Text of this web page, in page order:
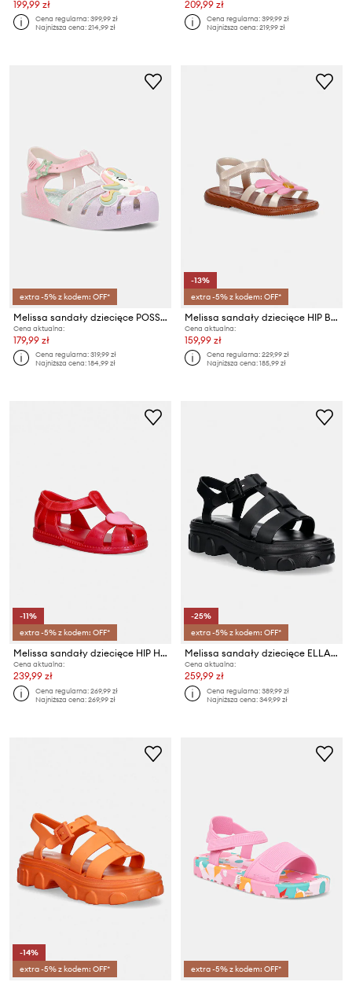
199,99 zł
Cena regularna:399,99 zł
Najniższa cena:214,99 zł
209,99 zł
Cena regularna:399,99 zł
Najniższa cena:219,99 zł
extra -5% z kodem: OFF*
Melissa sandały dziecięce POSSESSION UNI BB
Cena aktualna:
179,99 zł
Cena regularna:319,99 zł
Najniższa cena:184,99 zł
-13%
extra -5% z kodem: OFF*
Melissa sandały dziecięce HIP BLOOMY BB
Cena aktualna:
159,99 zł
Cena regularna:229,99 zł
Najniższa cena:185,99 zł
-11%
extra -5% z kodem: OFF*
Melissa sandały dziecięce HIP HEART BALLERINA BB
Cena aktualna:
239,99 zł
Cena regularna:269,99 zł
Najniższa cena:269,99 zł
-25%
extra -5% z kodem: OFF*
Melissa sandały dziecięce ELLA INF
Cena aktualna:
259,99 zł
Cena regularna:389,99 zł
Najniższa cena:349,99 zł
-14%
extra -5% z kodem: OFF*
extra -5% z kodem: OFF*